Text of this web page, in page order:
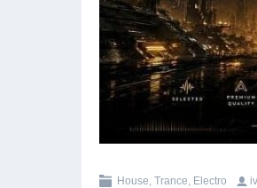
House, Trance, Electro